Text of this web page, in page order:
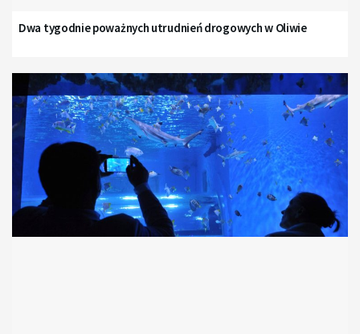
Dwa tygodnie poważnych utrudnień drogowych w Oliwie